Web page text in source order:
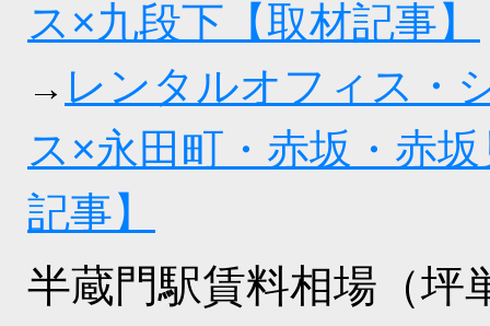
ス×九段下【取材記事】
→ レンタルオフィス・
ス×永田町・赤坂・赤
記事】
半蔵門駅賃料相場（坪